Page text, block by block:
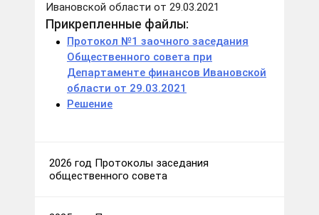
Ивановской области от 29.03.2021
Прикрепленные файлы:
Протокол №1 заочного заседания
Общественного совета при
Департаменте финансов Ивановской
области от 29.03.2021
Решение
2026 год Протоколы заседания
общественного совета